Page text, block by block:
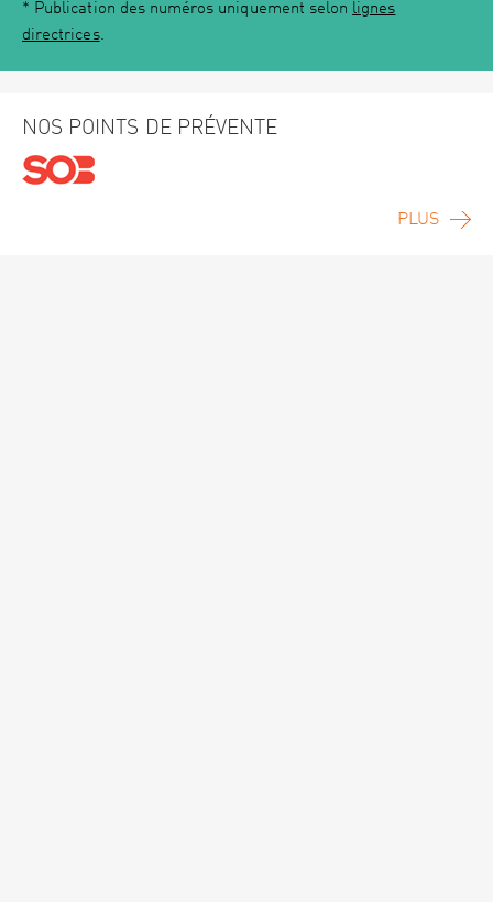
* Publication des numéros uniquement selon lignes
directrices.
NOS POINTS DE PRÉVENTE
PLUS